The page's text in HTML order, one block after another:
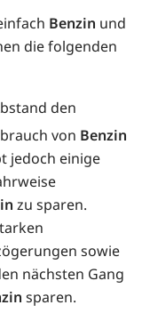
Benzin und
die folgenden
den
von Benzin
jedoch einige
zu sparen.
sowie
nächsten Gang
sparen.